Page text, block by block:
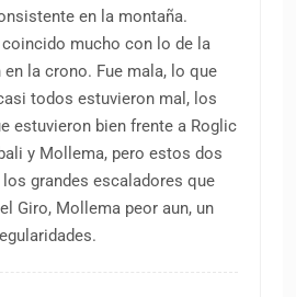
en la montaña.
mucho con lo de la
la crono. Fue mala, lo que
todos estuvieron mal, los
estuvieron bien frente a Roglic
y Mollema, pero estos dos
grandes escaladores que
Giro, Mollema peor aun, un